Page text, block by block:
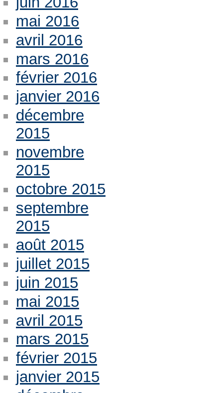
mai 2016
avril 2016
mars 2016
février 2016
janvier 2016
décembre
2015
novembre
2015
octobre 2015
septembre
2015
août 2015
juillet 2015
juin 2015
mai 2015
avril 2015
mars 2015
février 2015
janvier 2015